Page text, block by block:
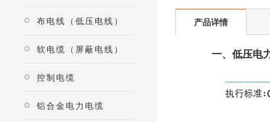
布电线（低压电线）
软电缆（屏蔽电线）
控制电缆
铝合金电力电缆
产品详情
一、低压电